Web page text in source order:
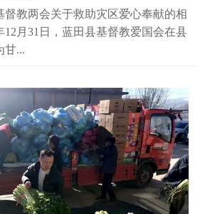
督教两会关于救助灾区爱心奉献的相
12月31日，蓝田县基督教爱国会在县
甘...